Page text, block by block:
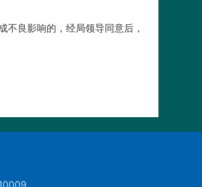
良影响的，经局领导同意后，